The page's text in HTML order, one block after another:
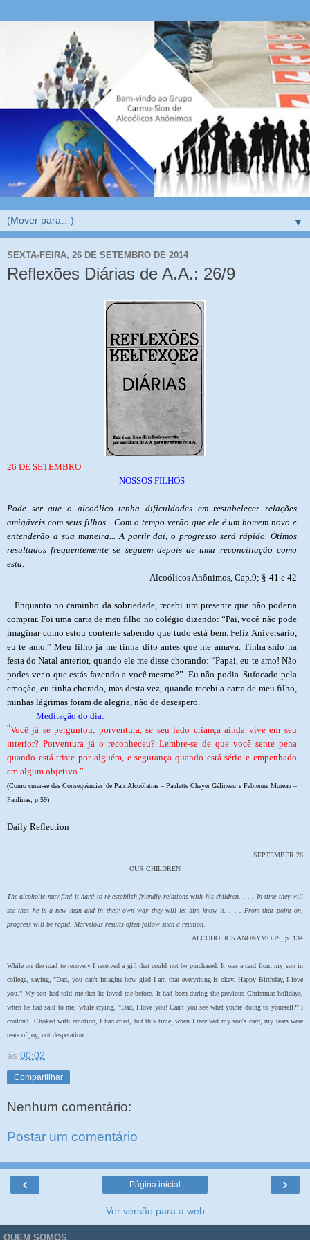
▼
SEXTA-FEIRA, 26 DE SETEMBRO DE 2014
Reflexões Diárias de A.A.: 26/9
26 DE SETEMBRO
NOSSOS FILHOS
Pode ser que o alcoólico tenha dificuldades em restabelecer relações
amigáveis com seus filhos... Com o tempo verão que ele é um homem novo e
entenderão a sua maneira... A partir daí, o progresso será rápido. Ótimos
resultados frequentemente se seguem depois de uma reconciliação como
esta.
Alcoólicos Anônimos, Cap.9; § 41 e 42
Enquanto no caminho da sobriedade, recebi um presente que não poderia
comprar. Foi uma carta de meu filho no colégio dizendo: “Pai, você não pode
imaginar como estou contente sabendo que tudo está bem. Feliz Aniversário,
eu te amo.” Meu filho já me tinha dito antes que me amava. Tinha sido na
festa do Natal anterior, quando ele me disse chorando: “Papai, eu te amo! Não
podes ver o que estás fazendo a você mesmo?”. Eu não podia. Sufocado pela
emoção, eu tinha chorado, mas desta vez, quando recebi a carta de meu filho,
minhas lágrimas foram de alegria, não de desespero.
Meditação do dia:
“Você já se perguntou, porventura, se seu lado criança ainda vive em seu
interior? Porventura já o reconheceu? Lembre-se de que você sente pena
quando está triste por alguém, e segurança quando está sério e empenhado
em algum objetivo.”
(Como curar-se das Consequências de Pais Alcoólatras – Paulette Chayer Gélineau e Fabienne Moreau –
Paulinas, p.59)
Daily Reflection
SEPTEMBER 26
OUR CHILDREN
The alcoholic may find it hard to re-establish friendly relations with his children. . . . In time they will
see that he is a new man and in their own way they will let him know it. . . . From that point on,
progress will be rapid. Marvelous results often follow such a reunion.
ALCOHOLICS ANONYMOUS, p. 134
While on the road to recovery I received a gift that could not be purchased. It was a card from my son in
college, saying, "Dad, you can't imagine how glad I am that everything is okay. Happy Birthday, I love
you." My son had told me that he loved me before. It had been during the previous Christmas holidays,
when he had said to me, while crying, "Dad, I love you! Can't you see what you're doing to yourself?" I
couldn't. Choked with emotion, I had cried, but this time, when I received my son's card, my tears were
tears of joy, not desperation.
às 00:02
Compartilhar
Nenhum comentário:
Postar um comentário
‹ ›
Página inicial
Ver versão para a web
QUEM SOMOS